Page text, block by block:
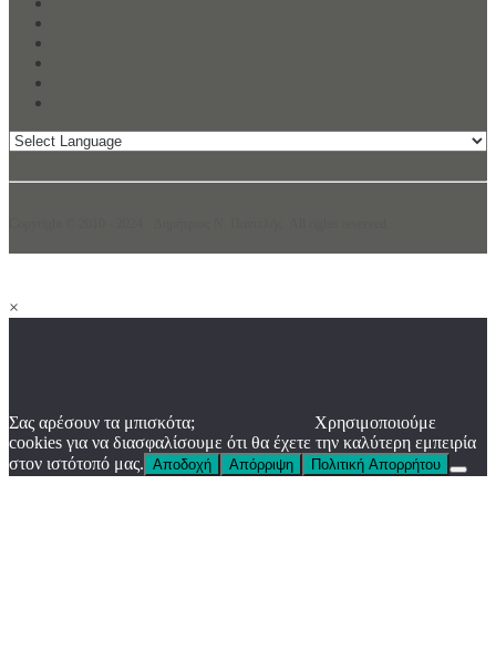
×
Σας αρέσουν τα μπισκότα;
Χρησιμοποιούμε
cookies για να διασφαλίσουμε ότι θα έχετε την καλύτερη εμπειρία
στον ιστότοπό μας. Αποδοχή Απόρριψη Πολιτική Απορρήτου